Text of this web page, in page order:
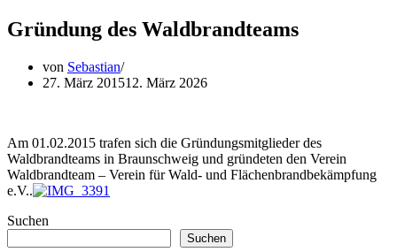
Gründung des Waldbrandteams
von Sebastian
27. März 201512. März 2026
Am 01.02.2015 trafen sich die Gründungsmitglieder des
Waldbrandteams in Braunschweig und gründeten den Verein
Waldbrandteam – Verein für Wald- und Flächenbrandbekämpfung
e.V..
Suchen
Suchen